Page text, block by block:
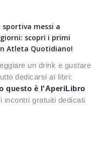
messi a
scopri i primi
Atleta Quotidiano!
un drink e gustare
dedicarsi ai libri:
questo è l'AperiLibro
incontri gratuiti dedicati